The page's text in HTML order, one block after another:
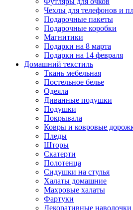
Чехлы для телефонов и
Подарочные пакеты
Подарочные коробки
Магнитики
Подарки на 8 марта
Подарки на 14 февраля
Домашний текстиль
Ткань мебельная
Постельное белье
Одеяла
Диванные подушки
Подушки
Покрывала
Ковры и ковровые
Пледы
Шторы
Скатерти
Полотенца
Сидушки на стулья
Халаты домашние
Махровые халаты
Фартуки
Декоративные наволочки